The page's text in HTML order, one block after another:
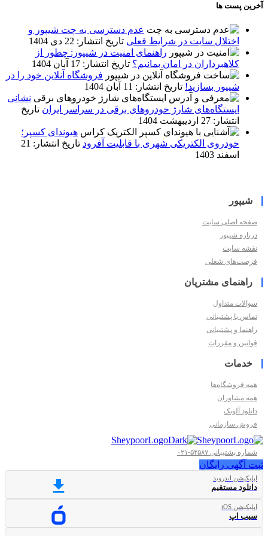
آخرین پست ها
عدم دسترسی به چت شیپور و
اختلال سایت در شرایط فعلی تاریخ انتشار: 22 دی 1404
راهنمای امنیت در شیپور: چطور از
کلاهبرداران در امان بمانیم؟ تاریخ انتشار: 17 آبان 1404
فروشگاه آنلاین خود را در
شیپور بسازید! تاریخ انتشار: 11 آبان 1404
نشانی
ایستگاه‌های شارژ خودروهای برقی در سراسر ایران تاریخ
انتشار: 27 اردیبهشت 1404
هیوندای کسپر؛
خودروی الکتریکی شهری با قابلیت آفرود
تاریخ انتشار: 21
اسفند 1403
شیپور
صفحه اصلی سایت
درباره شیپور
نقشه سایت
فرصت‌های شغلی
راهنمای مشتریان
سوالات متداول
تماس با پشتیبانی
راهنما و پشتیبانی
قوانین و مقررات
خدمات
همه فروشگاه‌ها
همه مشاوران
دانلود آلونک
فروش سازمانی
شماره پشتیبانی ۵۴۵۸۷-۰۲۱
ثبت آگهی رایگان
اپلیکیشن اندروید
دانلود مستقیم
اپلیکیشن iOS
سیب اپ